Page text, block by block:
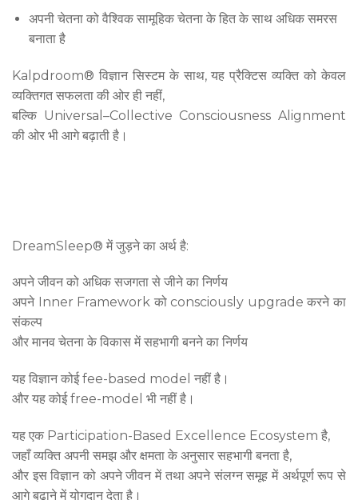
अपनी चेतना को वैश्विक सामूहिक चेतना के हित के साथ अधिक समरस
बनाता है
Kalpdroom® विज्ञान सिस्टम के साथ, यह प्रैक्टिस व्यक्ति को केवल
व्यक्तिगत सफलता की ओर ही नहीं,
बल्कि Universal–Collective Consciousness Alignment
की ओर भी आगे बढ़ाती है।
DreamSleep® में जुड़ने का अर्थ है:
अपने जीवन को अधिक सजगता से जीने का निर्णय
अपने Inner Framework को consciously upgrade करने का
संकल्प
और मानव चेतना के विकास में सहभागी बनने का निर्णय
यह विज्ञान कोई fee-based model नहीं है।
और यह कोई free-model भी नहीं है।
यह एक Participation-Based Excellence Ecosystem है,
जहाँ व्यक्ति अपनी समझ और क्षमता के अनुसार सहभागी बनता है,
और इस विज्ञान को अपने जीवन में तथा अपने संलग्न समूह में अर्थपूर्ण रूप से
आगे बढ़ाने में योगदान देता है।